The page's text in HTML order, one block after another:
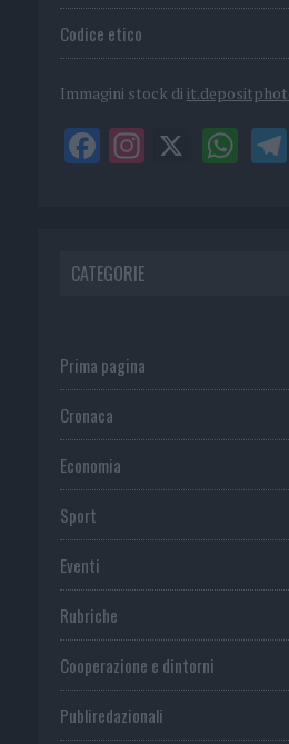
Codice etico
Immagini stock di
CATEGORIE
Prima pagina
Cronaca
Economia
Sport
Eventi
Rubriche
Cooperazione e dintorni
Publiredazionali